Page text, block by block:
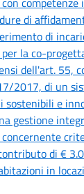
di
di
la co-
dell'art. 55,
2017, di un
e
gestione
di €
in